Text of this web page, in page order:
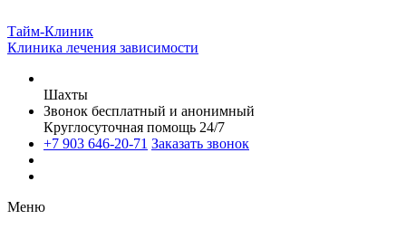
Тайм-Клиник
Клиника лечения зависимости
Шахты
Звонок бесплатный и анонимный
Круглосуточная помощь 24/7
+7 903 646-20-71 Заказать звонок
Меню